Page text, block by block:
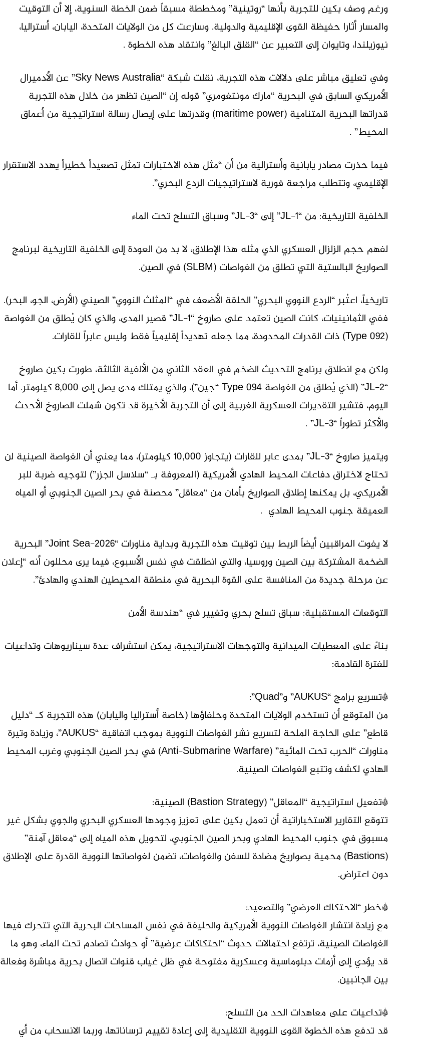
ورغم وصف بكين للتجربة بأنها “روتينية” ومخططة مسبقاً ضمن الخطة السنوية، إلا أن التوقيت
والمسار أثارا حفيظة القوى الإقليمية والدولية. وسارعت كل من الولايات المتحدة، اليابان، أستراليا،
نيوزيلندا، وتايوان إلى التعبير عن “القلق البالغ” وانتقاد هذه الخطوة .
وفي تعليق مباشر على دلالات هذه التجربة، نقلت شبكة “Sky News Australia” عن الأدميرال
الأمريكي السابق في البحرية “مارك مونتغومري” قوله إن “الصين تظهر من خلال هذه التجربة
قدراتها البحرية المتنامية (maritime power) وقدرتها على إيصال رسالة استراتيجية من أعماق
المحيط” .
فيما حذرت مصادر يابانية وأسترالية من أن “مثل هذه الاختبارات تمثل تصعيداً خطيراً يهدد الاستقرار
الإقليمي، وتتطلب مراجعة فورية لاستراتيجيات الردع البحري”.
الخلفية التاريخية: من “JL-1” إلى “JL-3” وسباق التسلح تحت الماء
لفهم حجم الزلزال العسكري الذي مثله هذا الإطلاق، لا بد من العودة إلى الخلفية التاريخية لبرنامج
الصواريخ البالستية التي تطلق من الغواصات (SLBM) في الصين.
تاريخياً، اعتُبر “الردع النووي البحري” الحلقة الأضعف في “المثلث النووي” الصيني (الأرض، الجو، البحر).
ففي الثمانينيات، كانت الصين تعتمد على صاروخ “JL-1” قصير المدى، والذي كان يُطلق من الغواصة
(Type 092) ذات القدرات المحدودة، مما جعله تهديداً إقليمياً فقط وليس عابراً للقارات.
ولكن مع انطلاق برنامج التحديث الضخم في العقد الثاني من الألفية الثالثة، طورت بكين صاروخ
“JL-2” (الذي يُطلق من الغواصة Type 094 “جين”)، والذي يمتلك مدى يصل إلى 8,000 كيلومتر. أما
اليوم، فتشير التقديرات العسكرية الغربية إلى أن التجربة الأخيرة قد تكون شملت الصاروخ الأحدث
والأكثر تطوراً “JL-3” .
ويتميز صاروخ “JL-3” بمدى عابر للقارات (يتجاوز 10,000 كيلومتر)، مما يعني أن الغواصة الصينية لن
تحتاج لاختراق دفاعات المحيط الهادي الأمريكية (المعروفة بـ “سلاسل الجزر”) لتوجيه ضربة للبر
الأمريكي، بل يمكنها إطلاق الصواريخ بأمان من “معاقل” محصنة في بحر الصين الجنوبي أو المياه
العميقة جنوب المحيط الهادي .
لا يفوت المراقبين أيضاً الربط بين توقيت هذه التجربة وبداية مناورات “Joint Sea-2026” البحرية
الضخمة المشتركة بين الصين وروسيا، والتي انطلقت في نفس الأسبوع، فيما يرى محللون أنه “إعلان
عن مرحلة جديدة من المنافسة على القوة البحرية في منطقة المحيطين الهندي والهادئ”.
التوقعات المستقبلية: سباق تسلح بحري وتغيير في “هندسة الأمن
بناءً على المعطيات الميدانية والتوجهات الاستراتيجية، يمكن استشراف عدة سيناريوهات وتداعيات
للفترة القادمة:
*تسريع برامج “AUKUS” و”Quad”:
من المتوقع أن تستخدم الولايات المتحدة وحلفاؤها (خاصة أستراليا واليابان) هذه التجربة كـ “دليل
قاطع” على الحاجة الملحة لتسريع نشر الغواصات النووية بموجب اتفاقية “AUKUS”، وزيادة وتيرة
مناورات “الحرب تحت المائية” (Anti-Submarine Warfare) في بحر الصين الجنوبي وغرب المحيط
الهادي لكشف وتتبع الغواصات الصينية.
*تفعيل استراتيجية “المعاقل” (Bastion Strategy) الصينية:
تتوقع التقارير الاستخباراتية أن تعمل بكين على تعزيز وجودها العسكري البحري والجوي بشكل غير
مسبوق في جنوب المحيط الهادي وبحر الصين الجنوبي، لتحويل هذه المياه إلى “معاقل آمنة”
(Bastions) محمية بصواريخ مضادة للسفن والغواصات، تضمن لغواصاتها النووية القدرة على الإطلاق
دون اعتراض.
*خطر “الاحتكاك العرضي” والتصعيد:
مع زيادة انتشار الغواصات النووية الأمريكية والحليفة في نفس المساحات البحرية التي تتحرك فيها
الغواصات الصينية، ترتفع احتمالات حدوث “احتكاكات عرضية” أو حوادث تصادم تحت الماء، وهو ما
قد يؤدي إلى أزمات دبلوماسية وعسكرية مفتوحة في ظل غياب قنوات اتصال بحرية مباشرة وفعالة
بين الجانبين.
*تداعيات على معاهدات الحد من التسلح:
قد تدفع هذه الخطوة القوى النووية التقليدية إلى إعادة تقييم ترساناتها، وربما الانسحاب من أي